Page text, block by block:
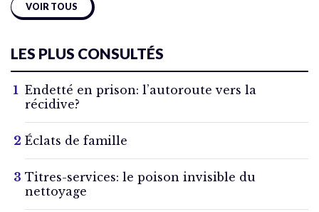
VOIR TOUS
LES PLUS CONSULTÉS
Endetté en prison: l’autoroute vers la
récidive?
Éclats de famille
Titres-services: le poison invisible du
nettoyage